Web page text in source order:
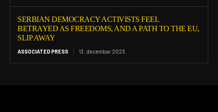
SERBIAN DEMOCRACY ACTIVISTS FEEL
BETRAYED AS FREEDOMS, AND A PATH TO THE EU,
SLIP AWAY
ASSOCIATED PRESS 13. decembar 2023.